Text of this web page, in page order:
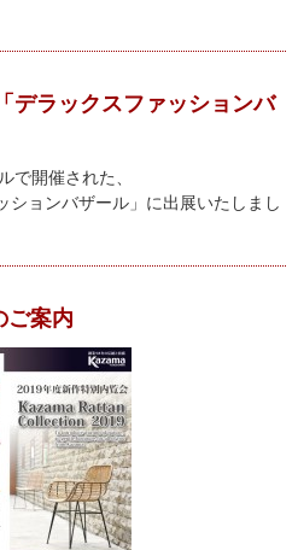
デラックスファッションバ
で開催された、
ションバザール」に出展いたしまし
ご案内